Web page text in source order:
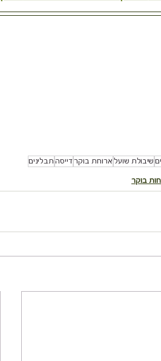
שיבולת שועל ארוחת בוקרדייסה תבלינים
בוקר